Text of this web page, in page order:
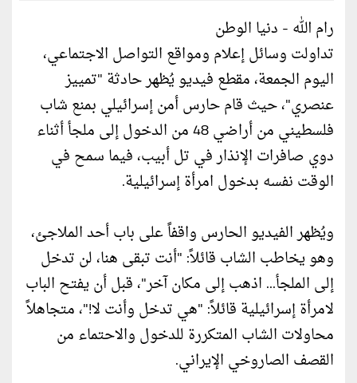
رام الله - دنيا الوطن
تداولت وسائل إعلام ومواقع التواصل الاجتماعي،
اليوم الجمعة، مقطع فيديو يُظهر حادثة "تمييز
عنصري"، حيث قام حارس أمن إسرائيلي بمنع شاب
فلسطيني من أراضي 48 من الدخول إلى ملجأ أثناء
دوي صافرات الإنذار في تل أبيب، فيما سمح في
الوقت نفسه بدخول امرأة إسرائيلية.
ويُظهر الفيديو الحارس واقفاً على باب أحد الملاجئ،
وهو يخاطب الشاب قائلاً: "أنت تبقى هنا، لن تدخل
إلى الملجأ... اذهب إلى مكان آخر"، قبل أن يفتح الباب
لامرأة إسرائيلية قائلاً: "هي تدخل وأنت لا!"، متجاهلاً
محاولات الشاب المتكررة للدخول والاحتماء من
القصف الصاروخي الإيراني.